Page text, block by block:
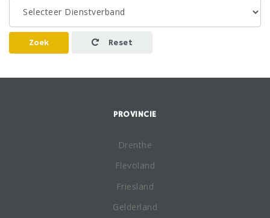
Zoek Reset
PROVINCIE
Drenthe
Flevoland
Friesland
Gelderland